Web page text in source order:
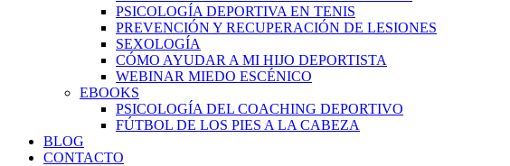
PSICOLOGÍA DEPORTIVA EN TENIS
PREVENCIÓN Y RECUPERACIÓN DE LESIONES
SEXOLOGÍA
CÓMO AYUDAR A MI HIJO DEPORTISTA
WEBINAR MIEDO ESCÉNICO
EBOOKS
PSICOLOGÍA DEL COACHING DEPORTIVO
FÚTBOL DE LOS PIES A LA CABEZA
BLOG
CONTACTO